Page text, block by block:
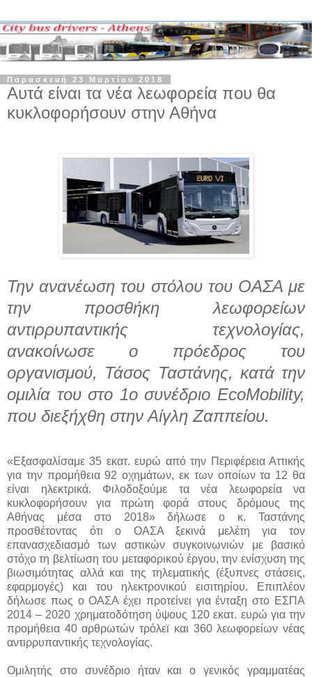
Παρασκευή 23 Μαρτίου 2018
Αυτά είναι τα νέα λεωφορεία που θα
κυκλοφορήσουν στην Αθήνα
Την ανανέωση του στόλου του ΟΑΣΑ με
την προσθήκη λεωφορείων
αντιρρυπαντικής τεχνολογίας,
ανακοίνωσε ο πρόεδρος του
οργανισμού, Τάσος Ταστάνης, κατά την
ομιλία του στο 1ο συνέδριο EcoMobility,
που διεξήχθη στην Αίγλη Ζαππείου.
«Εξασφαλίσαμε 35 εκατ. ευρώ από την Περιφέρεια Αττικής
για την προμήθεια 92 οχημάτων, εκ των οποίων τα 12 θα
είναι ηλεκτρικά. Φιλοδοξούμε τα νέα λεωφορεία να
κυκλοφορήσουν για πρώτη φορά στους δρόμους της
Αθήνας μέσα στο 2018» δήλωσε ο κ. Ταστάνης
προσθέτοντας ότι ο ΟΑΣΑ ξεκινά μελέτη για τον
επανασχεδιασμό των αστικών συγκοινωνιών με βασικό
στόχο τη βελτίωση του μεταφορικού έργου, την ενίσχυση της
βιωσιμότητας αλλά και της τηλεματικής (έξυπνες στάσεις,
εφαρμογές) και του ηλεκτρονικού εισιτηρίου. Επιπλέον
δήλωσε πως ο ΟΑΣΑ έχει προτείνει για ένταξη στο ΕΣΠΑ
2014 – 2020 χρηματοδότηση ύψους 120 εκατ. ευρώ για την
προμήθεια 40 αρθρωτών τρόλεϊ και 360 λεωφορείων νέας
αντιρρυπαντικής τεχνολογίας.
Ομιλητής στο συνέδριο ήταν και ο γενικός γραμματέας